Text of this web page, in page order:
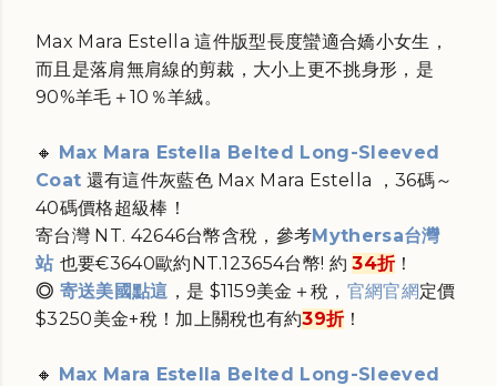
Max Mara Estella 這件版型長度蠻適合嬌小女生，
而且是落肩無肩線的剪裁，大小上更不挑身形， 是
90%羊毛＋10％羊絨。
🔸 Max Mara Estella Belted Long-Sleeved
Coat 還有這件灰藍色 Max Mara Estella ，36碼～
40碼價格超級棒！
寄台灣 NT. 42646台幣含稅， 參考Mythersa台灣
站 也要€3640歐約NT.123654台幣! 約34折！
◎ 寄送美國點這 ，是 $1159美金＋稅 ， 官網官網定價
$3250美金+稅！加上關稅也有約39折！
🔸 Max Mara Estella Belted Long-Sleeved